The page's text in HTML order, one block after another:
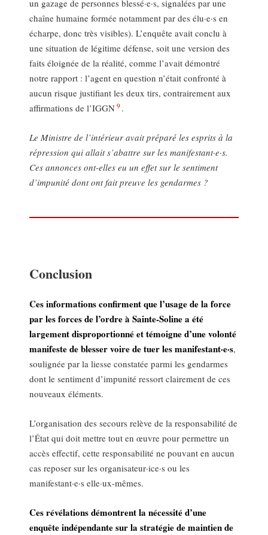
un gazage de personnes blessé·e·s, signalées par une
chaîne humaine formée notamment par des élu·e·s en
écharpe, donc très visibles). L’enquête avait conclu à
une situation de légitime défense, soit une version des
faits éloignée de la réalité, comme l’avait démontré
notre rapport : l’agent en question n’était confronté à
aucun risque justifiant les deux tirs, contrairement aux
affirmations de l’IGGN 9 .
Le Ministre de l’intérieur avait préparé les esprits à la
répression qui allait s’abattre sur les manifestant·e·s.
Ces annonces ont-elles eu un effet sur le sentiment
d’impunité dont ont fait preuve les gendarmes ?
Conclusion
Ces informations confirment que l’usage de la force
par les forces de l’ordre à Sainte-Soline a été
largement disproportionné et témoigne d’une volonté
manifeste de blesser voire de tuer les manifestant·e·s,
soulignée par la liesse constatée parmi les gendarmes
dont le sentiment d’impunité ressort clairement de ces
nouveaux éléments.
L’organisation des secours relève de la responsabilité de
l’État qui doit mettre tout en œuvre pour permettre un
accès effectif, cette responsabilité ne pouvant en aucun
cas reposer sur les organisateur·ice·s ou les
manifestant·e·s elle·ux-mêmes.
Ces révélations démontrent la nécessité d’une
enquête indépendante sur la stratégie de maintien de